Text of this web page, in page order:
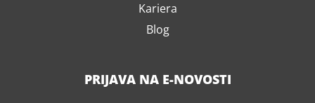
Kariera
Blog
PRIJAVA NA E-NOVOSTI